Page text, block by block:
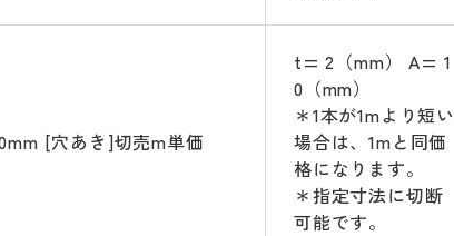
[穴あき]切売m単価
t= 2（mm） A= 1
0（mm）
＊1本が1mより短い
場合は、1mと同価
格になります。
＊指定寸法に切断
可能です。